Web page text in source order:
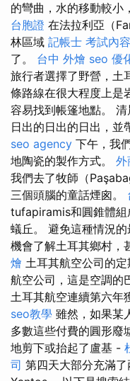
的彎曲，水的移動較小
台胞證 在法拉利亞（
林區域 記帳士 考試內容
了。 台中 外燴 seo 優
旅行者選擇了野營，土
條路線在很大程度上是
容易找到帳篷地點。
日出的日出的日出，並
seo agency 下午，我
地陶瓷的製作方式。 外
我們去了牧師（
三個頭腦的童話煙囪。
tufapiramis和圓錐體組
蟻丘。 避免這種情況
機會了解土耳其鄉村，
燴 土耳其航空公司的
航空公司，這是空調的
土耳其航空連續第六年
seo教學 雖然，如果某
多數這些付費的圓形廢
地剪下或抬起了盧基 -
司 第四天大部分充滿